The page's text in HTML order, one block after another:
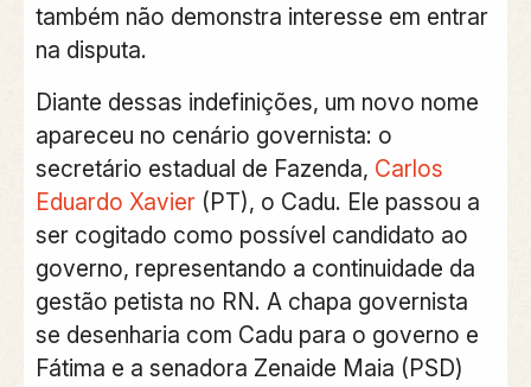
também não demonstra interesse em entrar
na disputa.
Diante dessas indefinições, um novo nome
apareceu no cenário governista: o
secretário estadual de Fazenda, Carlos
Eduardo Xavier(PT), o Cadu. Ele passou a
ser cogitado como possível candidato ao
governo, representando a continuidade da
gestão petista no RN. A chapa governista
se desenharia com Cadu para o governo e
Fátima e a senadora Zenaide Maia (PSD)